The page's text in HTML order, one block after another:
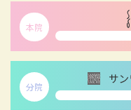
本院
分院